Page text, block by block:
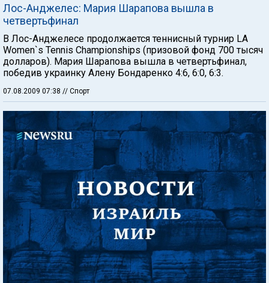
Лос-Анджелес: Мария Шарапова вышла в
четвертьфинал
В Лос-Анджелесе продолжается теннисный турнир LA
Women`s Tennis Championships (призовой фонд 700 тысяч
долларов). Мария Шарапова вышла в четвертьфинал,
победив украинку Алену Бондаренко 4:6, 6:0, 6:3.
07.08.2009 07:38 // Спорт